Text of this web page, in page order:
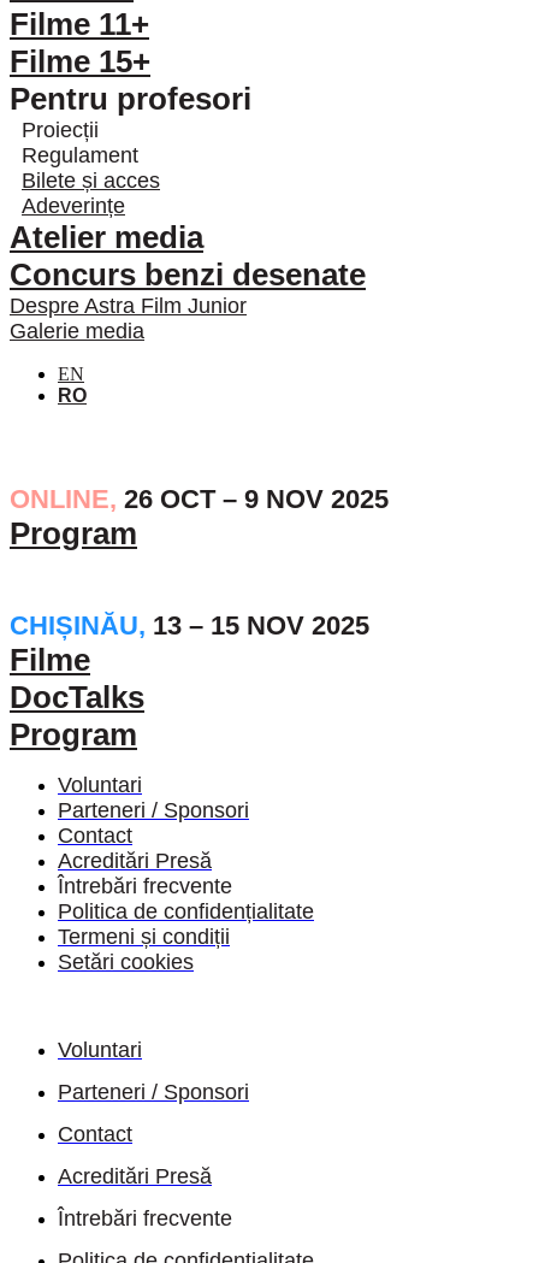
Filme 11+
Filme 15+
Pentru profesori
Proiecții
Regulament
Bilete și acces
Adeverințe
Atelier media
Concurs benzi desenate
Despre Astra Film Junior
Galerie media
EN
RO
ONLINE, 26 OCT – 9 NOV 2025
Program
CHIȘINĂU, 13 – 15 NOV 2025
Filme
DocTalks
Program
Voluntari
Parteneri / Sponsori
Contact
Acreditări Presă
Întrebări frecvente
Politica de confidențialitate
Termeni și condiții
Setări cookies
Voluntari
Parteneri / Sponsori
Contact
Acreditări Presă
Întrebări frecvente